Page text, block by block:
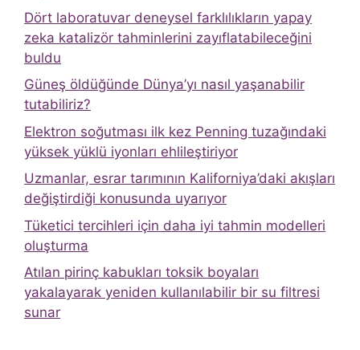
Dört laboratuvar deneysel farklılıkların yapay
zeka katalizör tahminlerini zayıflatabileceğini
buldu
Güneş öldüğünde Dünya’yı nasıl yaşanabilir
tutabiliriz?
Elektron soğutması ilk kez Penning tuzağındaki
yüksek yüklü iyonları ehlileştiriyor
Uzmanlar, esrar tarımının Kaliforniya’daki akışları
değiştirdiği konusunda uyarıyor
Tüketici tercihleri ​​için daha iyi tahmin modelleri
oluşturma
Atılan pirinç kabukları toksik boyaları
yakalayarak yeniden kullanılabilir bir su filtresi
sunar